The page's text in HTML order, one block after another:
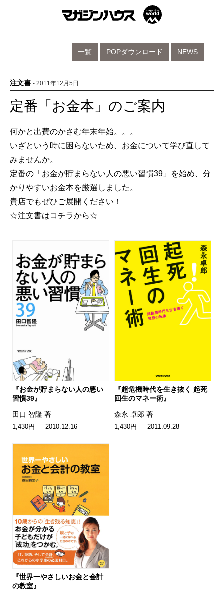
NEWS
POPダウンロード
一覧
注文書 - 2011年12月5日
定番「お金本」のご案内
何かと出費のかさむ年末年始。。。
いざという時に困らないため、お金について学び直して
みませんか。
定番の「お金が貯まらない人の悪い習慣39」を始め、分
かりやすいお金本を厳選しました。
貴店でもぜひご展開ください！
☆注文書はコチラから☆
『お金が貯まらない人の悪い
習慣39』
田口 智隆 著
1,430円 — 2010.12.16
『超危機時代を生き抜く 起死
回生のマネー術』
森永 卓郎 著
1,430円 — 2011.09.28
『世界一やさしいお金と会計
の教室』